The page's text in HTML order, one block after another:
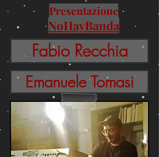
Presentazione
NoHayBanda
Fabio Recchia
Emanuele Tomasi